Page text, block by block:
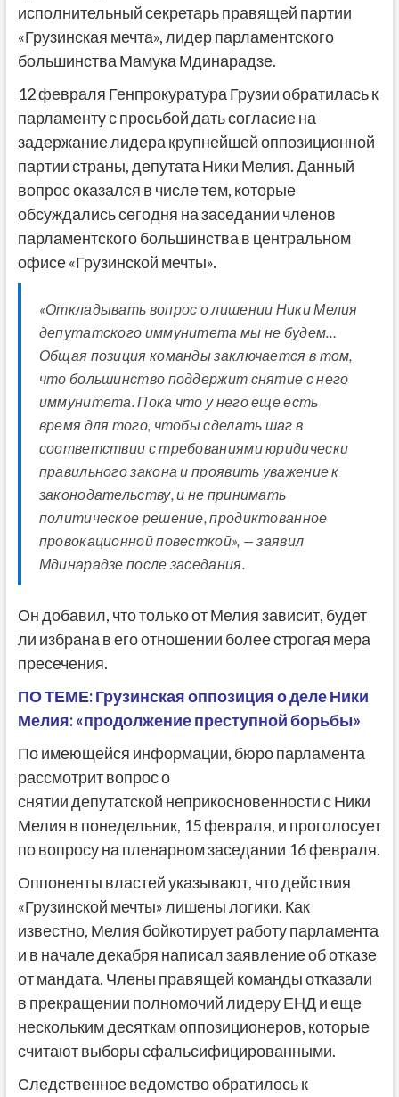
исполнительный секретарь правящей партии
«Грузинская мечта», лидер парламентского
большинства Мамука Мдинарадзе.
12 февраля Генпрокуратура Грузии обратилась к
парламенту с просьбой дать согласие на
задержание лидера крупнейшей оппозиционной
партии страны, депутата Ники Мелия. Данный
вопрос оказался в числе тем, которые
обсуждались сегодня на заседании членов
парламентского большинства в центральном
офисе «Грузинской мечты».
«Откладывать вопрос о лишении Ники Мелия
депутатского иммунитета мы не будем…
Общая позиция команды заключается в том,
что большинство поддержит снятие с него
иммунитета. Пока что у него еще есть
время для того, чтобы сделать шаг в
соответствии с требованиями юридически
правильного закона и проявить уважение к
законодательству, и не принимать
политическое решение, продиктованное
провокационной повесткой», — заявил
Мдинарадзе после заседания.
Он добавил, что только от Мелия зависит, будет
ли избрана в его отношении более строгая мера
пресечения.
ПО ТЕМЕ: Грузинская оппозиция о деле Ники
Мелия: «продолжение преступной борьбы»
По имеющейся информации, бюро парламента
рассмотрит вопрос о
снятии депутатской неприкосновенности с Ники
Мелия в понедельник, 15 февраля, и проголосует
по вопросу на пленарном заседании 16 февраля.
Оппоненты властей указывают, что действия
«Грузинской мечты» лишены логики. Как
известно, Мелия бойкотирует работу парламента
и в начале декабря написал заявление об отказе
от мандата. Члены правящей команды отказали
в прекращении полномочий лидеру ЕНД и еще
нескольким десяткам оппозиционеров, которые
считают выборы сфальсифицированными.
Следственное ведомство обратилось к